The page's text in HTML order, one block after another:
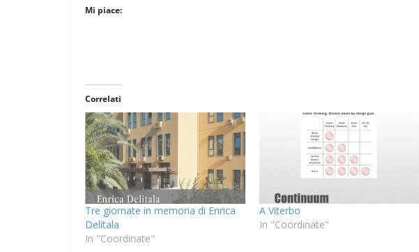
Mi piace:
Correlati
Tre giornate in memoria di Enrica
Delitala
In "Coordinate"
A Viterbo
In "Coordinate"